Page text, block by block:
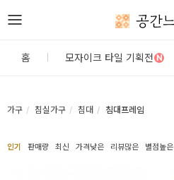
공간느낌
홈 모자이크 타일 기획전 N
가구 침실가구 침대 침대프레임
인기 판매량 최신 가격낮은 리뷰많은 별점높은